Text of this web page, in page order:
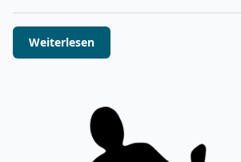
Weiterlesen